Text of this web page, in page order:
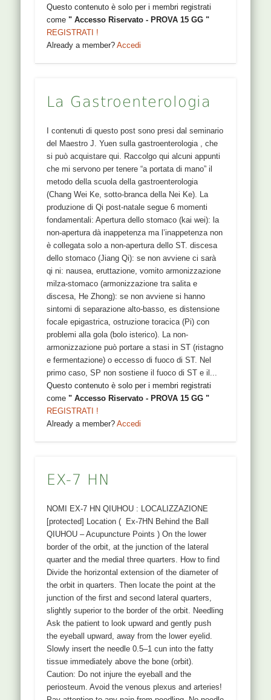
Questo contenuto è solo per i membri registrati
come" Accesso Riservato - PROVA 15 GG "
REGISTRATI !
Already a member?Accedi
La Gastroenterologia
I contenuti di questo post sono presi dal seminario
del Maestro J. Yuen sulla gastroenterologia , che
si può acquistare qui. Raccolgo qui alcuni appunti
che mi servono per tenere “a portata di mano” il
metodo della scuola della gastroenterologia
(Chang Wei Ke, sotto-branca della Nei Ke). La
produzione di Qi post-natale segue 6 momenti
fondamentali: Apertura dello stomaco (kai wei): la
non-apertura dà inappetenza ma l’inappetenza non
è collegata solo a non-apertura dello ST. discesa
dello stomaco (Jiang Qi): se non avviene ci sarà
qi ni: nausea, eruttazione, vomito armonizzazione
milza-stomaco (armonizzazione tra salita e
discesa, He Zhong): se non avviene si hanno
sintomi di separazione alto-basso, es distensione
focale epigastrica, ostruzione toracica (Pi) con
problemi alla gola (bolo isterico). La non-
armonizzazione può portare a stasi in ST (ristagno
e fermentazione) o eccesso di fuoco di ST. Nel
primo caso, SP non sostiene il fuoco di ST e il...
Questo contenuto è solo per i membri registrati
come" Accesso Riservato - PROVA 15 GG "
REGISTRATI !
Already a member?Accedi
EX-7 HN
NOMI EX-7 HN QIUHOU : LOCALIZZAZIONE
[protected] Location ( Ex-7HN Behind the Ball
QIUHOU – Acupuncture Points ) On the lower
border of the orbit, at the junction of the lateral
quarter and the medial three quarters. How to find
Divide the horizontal extension of the diameter of
the orbit in quarters. Then locate the point at the
junction of the first and second lateral quarters,
slightly superior to the border of the orbit. Needling
Ask the patient to look upward and gently push
the eyeball upward, away from the lower eyelid.
Slowly insert the needle 0.5–1 cun into the fatty
tissue immediately above the bone (orbit).
Caution: Do not injure the eyeball and the
periosteum. Avoid the venous plexus and arteries!